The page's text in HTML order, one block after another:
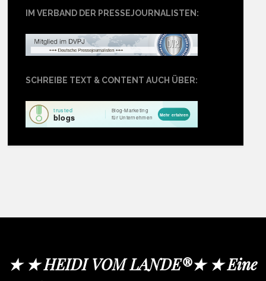
IM VERBAND DER PRESSEJOURNALISTEN:
SCHREIBE TEXT & CONTENT AUCH ÜBER:
★ ★ HEIDI VOM LANDE®★ ★ Eine